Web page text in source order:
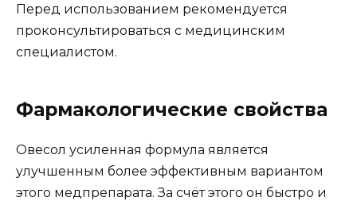
Перед использованием рекомендуется
проконсультироваться с медицинским
специалистом.
Фармакологические свойства
Овесол усиленная формула является
улучшенным более эффективным вариантом
этого медпрепарата. За счёт этого он быстро и